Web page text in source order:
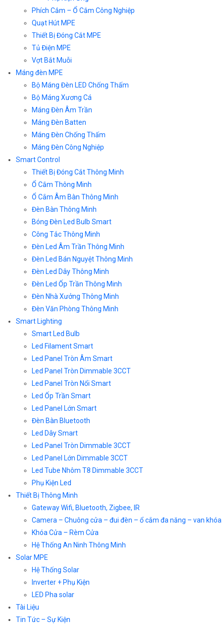
Phích Cắm – Ổ Cắm Công Nghiệp
Quạt Hút MPE
Thiết Bị Đóng Cắt MPE
Tủ Điện MPE
Vợt Bắt Muỗi
Máng đèn MPE
Bộ Máng Đèn LED Chống Thấm
Bộ Máng Xương Cá
Máng Đèn Âm Trần
Máng Đèn Batten
Máng Đèn Chống Thấm
Máng Đèn Công Nghiệp
Smart Control
Thiết Bị Đóng Cắt Thông Minh
Ổ Cắm Thông Minh
Ổ Cắm Âm Bàn Thông Minh
Đèn Bàn Thông Minh
Bóng Đèn Led Bulb Smart
Công Tắc Thông Minh
Đèn Led Âm Trần Thông Minh
Đèn Led Bán Nguyệt Thông Minh
Đèn Led Dây Thông Minh
Đèn Led Ốp Trần Thông Minh
Đèn Nhà Xưởng Thông Minh
Đèn Văn Phòng Thông Minh
Smart Lighting
Smart Led Bulb
Led Filament Smart
Led Panel Tròn Âm Smart
Led Panel Tròn Dimmable 3CCT
Led Panel Tròn Nổi Smart
Led Ốp Trần Smart
Led Panel Lớn Smart
Đèn Bàn Bluetooth
Led Dây Smart
Led Panel Tròn Dimmable 3CCT
Led Panel Lớn Dimmable 3CCT
Led Tube Nhôm T8 Dimmable 3CCT
Phụ Kiện Led
Thiết Bị Thông Minh
Gateway Wifi, Bluetooth, Zigbee, IR
Camera – Chuông cửa – đui đèn – ổ cắm đa năng – van khóa
Khóa Cửa – Rèm Cửa
Hệ Thống An Ninh Thông Minh
Solar MPE
Hệ Thống Solar
Inverter + Phụ Kiện
LED Pha solar
Tài Liệu
Tin Tức – Sự Kiện